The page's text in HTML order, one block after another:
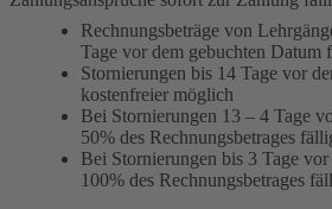
Rechnungsbeträge von
Tage vor dem gebuchten Datum
Stornierungen bis 14 Tage vor
kostenfreier möglich
Bei Stornierungen 13 – 4 Tage
50% des Rechnungsbetrages
Bei Stornierungen bis 3 Tage
100% des Rechnungsbetrages